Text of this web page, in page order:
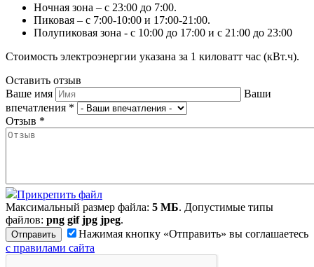
Ночная зона – с 23:00 до 7:00.
Пиковая – с 7:00-10:00 и 17:00-21:00.
Полупиковая зона - с 10:00 до 17:00 и с 21:00 до 23:00
Стоимость электроэнергии указана за 1 киловатт час (кВт.ч).
Оставить отзыв
Ваше имя
Ваши
впечатления *
Отзыв *
Прикрепить файл
Максимальный размер файла: 5 МБ. Допустимые типы
файлов: png gif jpg jpeg.
Нажимая кнопку «Отправить» вы соглашаетесь
с правилами сайта